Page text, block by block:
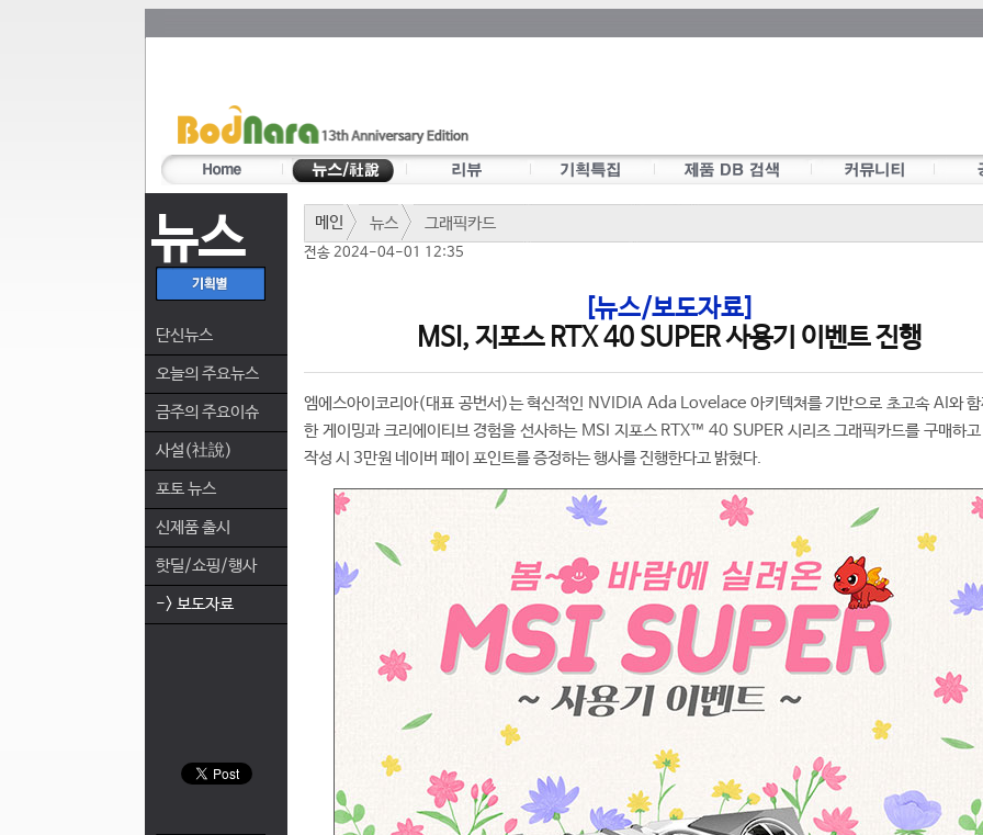
뉴스
단신뉴스
오늘의 주요뉴스
금주의 주요이슈
사설(社說)
포토 뉴스
신제품 출시
핫딜/쇼핑/행사
-> 보도자료
메인 뉴스 그래픽카드
전송 2024-04-01 12:35
[뉴스/보도자료]
MSI, 지포스 RTX 40 SUPER 사용기 이벤트 진행
엠에스아이코리아(대표 공번서)는 혁신적인 NVIDIA Ada Lovelace 아키텍쳐를 기반으로 초고속 AI와
한 게이밍과 크리에이티브 경험을 선사하는 MSI 지포스 RTX™ 40 SUPER 시리즈 그래픽카드를 구매하
작성 시 3만원 네이버 페이 포인트를 증정하는 행사를 진행한다고 밝혔다.